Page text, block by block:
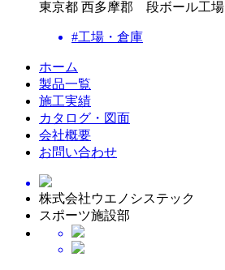
東京都 西多摩郡 段ボール工場
#工場・倉庫
ホーム
製品一覧
施工実績
カタログ・図面
会社概要
お問い合わせ
株式会社ウエノシステック
スポーツ施設部